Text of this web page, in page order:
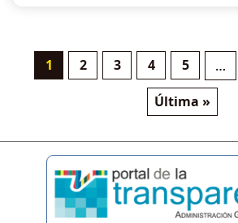
Pàgina actual
1 Pàgina
2 Pàgina
3 Pàgina
4 Pàgina
5 …
Última pàgina
Última »